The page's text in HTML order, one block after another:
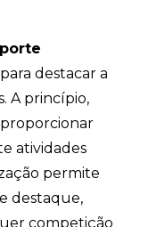
destacar a
A princípio,
proporcionar
atividades
permite
destaque,
competição